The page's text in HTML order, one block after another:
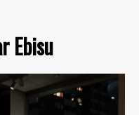
Ebisu